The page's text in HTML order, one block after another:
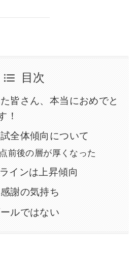
目次
皆さん、本当におめでと
！
全体傾向について
前後の層が厚くなった
インは上昇傾向
謝の気持ち
ルではない